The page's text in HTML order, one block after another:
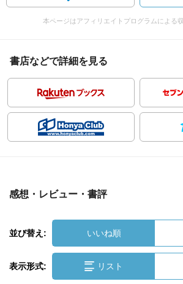
本ページはアフィリエイトプログラムによる
書店などで詳細を見る
感想・レビュー・書評
並び替え: いいね順
表示形式: リスト